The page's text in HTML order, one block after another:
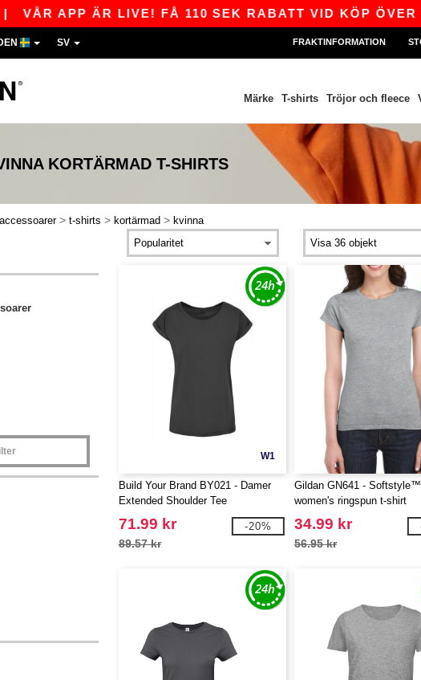
APP ÄR LIVE! FÅ 110 SEK RABATT VID KÖP ÖVER 880
SV FRAKTINFORMATION
Märke T-shirts Tröjor och fleece
KORTÄRMAD T-SHIRTS
> t-shirts > kortärmad > kvinna
W1
Build Your Brand BY021 - Damer
Extended Shoulder Tee
71.99 kr
89.57 kr
-20%
Gildan GN641 - Softstyle™
women's ringspun t-shirt
34.99 kr
56.95 kr